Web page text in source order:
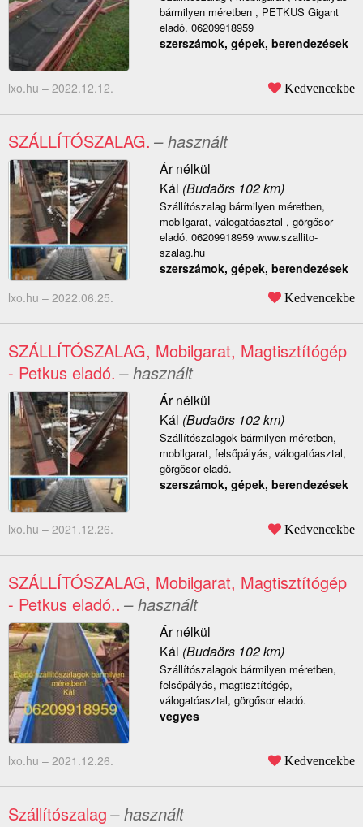
bármilyen méretben , PETKUS Gigant
eladó. 06209918959
szerszámok, gépek, berendezések
lxo.hu – 2022.12.12. Kedvencekbe
SZÁLLÍTÓSZALAG. – használt
Ár nélkül
Kál (Budaörs 102 km)
Szállítószalag bármilyen méretben,
mobilgarat, válogatóasztal , görgősor
eladó. 06209918959 www.szallito-
szalag.hu
szerszámok, gépek, berendezések
lxo.hu – 2022.06.25. Kedvencekbe
SZÁLLÍTÓSZALAG, Mobilgarat, Magtisztítógép
- Petkus eladó. – használt
Ár nélkül
Kál (Budaörs 102 km)
Szállítószalagok bármilyen méretben,
mobilgarat, felsőpályás, válogatóasztal,
görgősor eladó.
szerszámok, gépek, berendezések
lxo.hu – 2021.12.26. Kedvencekbe
SZÁLLÍTÓSZALAG, Mobilgarat, Magtisztítógép
- Petkus eladó.. – használt
Ár nélkül
Kál (Budaörs 102 km)
Szállítószalagok bármilyen méretben,
felsőpályás, magtisztítógép,
válogatóasztal, görgősor eladó.
vegyes
lxo.hu – 2021.12.26. Kedvencekbe
Szállítószalag– használt